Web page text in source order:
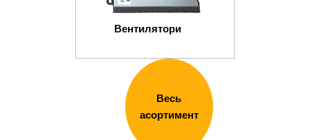
Вентилятори
Весь
асортимент